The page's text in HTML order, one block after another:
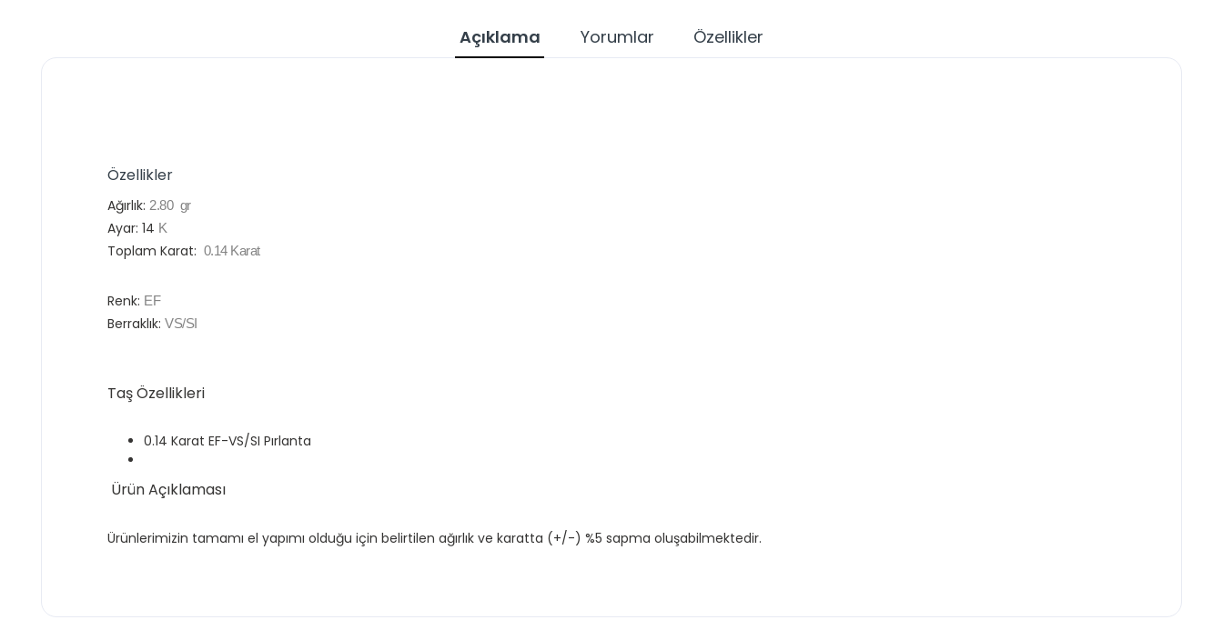
Açıklama Yorumlar Özellikler
Özellikler
Ağırlık: 2.80 gr
Ayar: 14 K
Toplam Karat: 0.14 Karat
Renk: EF
Berraklık: VS/SI
Taş Özellikleri
0.14 Karat EF-VS/SI Pırlanta
Ürün Açıklaması
Ürünlerimizin tamamı el yapımı olduğu için belirtilen ağırlık ve karatta (+/-) %5 sapma oluşabilmektedir.